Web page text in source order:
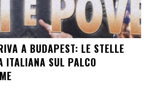
A BUDAPEST: LE STELLE
ITALIANA SUL PALCO